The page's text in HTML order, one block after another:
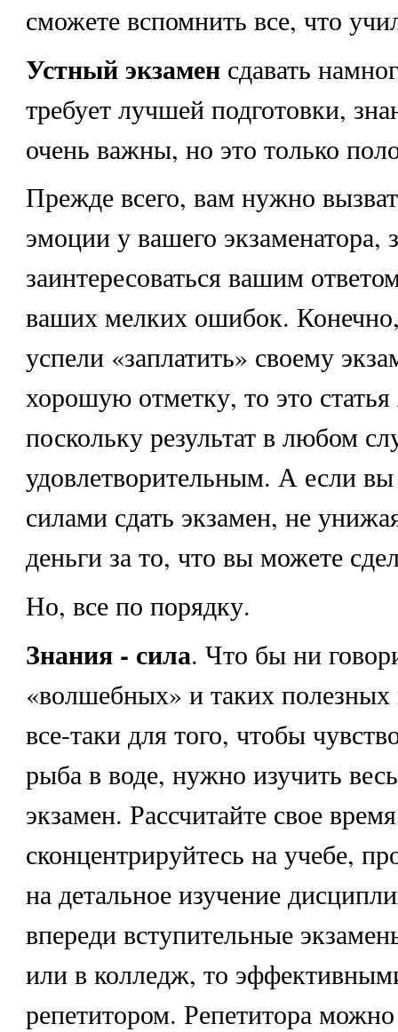
сможете вспомнить все, что
Устный экзаменсдавать
требует лучшей подготовки,
очень важны, но это только
Прежде всего, вам нужно
эмоции у вашего экзаменатора,
заинтересоваться вашим
ваших мелких ошибок.
успели «заплатить» своему
хорошую отметку, то это
поскольку результат в любом
удовлетворительным. А если
силами сдать экзамен, не
деньги за то, что вы можете
Но, все по порядку.
Знания - сила. Что бы ни
«волшебных» и таких
все-таки для того, чтобы
рыба в воде, нужно изучить
экзамен. Рассчитайте свое
сконцентрируйтесь на учебе,
на детальное изучение
впереди вступительные
или в колледж, то
репетитором. Репетитора